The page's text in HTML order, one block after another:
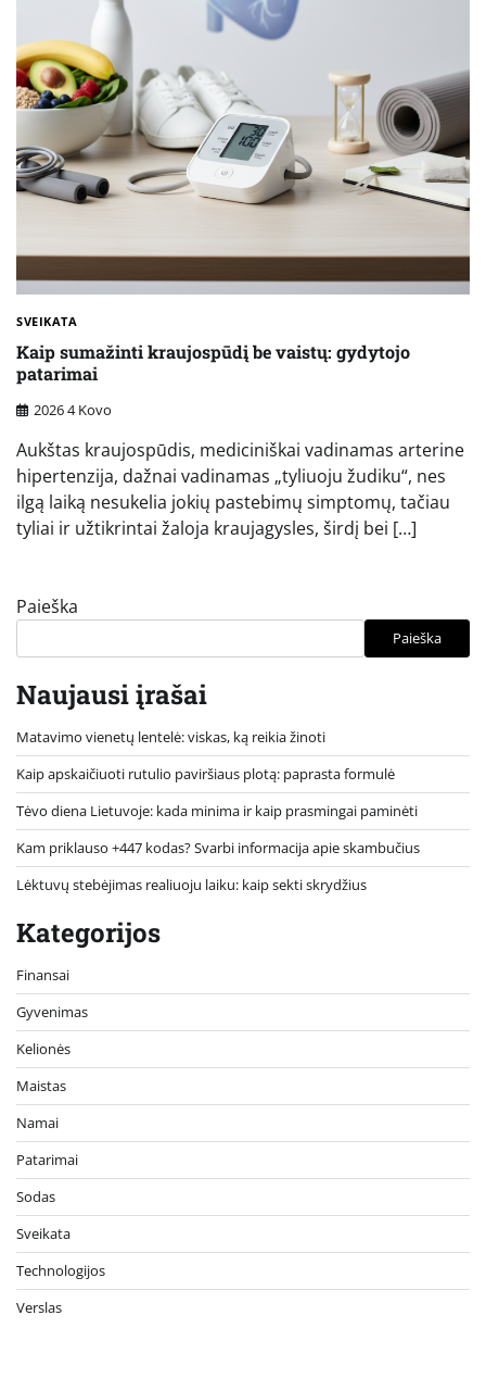
SVEIKATA
Kaip sumažinti kraujospūdį be vaistų: gydytojo
patarimai
2026 4 Kovo
Aukštas kraujospūdis, mediciniškai vadinamas arterine
hipertenzija, dažnai vadinamas „tyliuoju žudiku“, nes
ilgą laiką nesukelia jokių pastebimų simptomų, tačiau
tyliai ir užtikrintai žaloja kraujagysles, širdį bei […]
Paieška
Paieška
Naujausi įrašai
Matavimo vienetų lentelė: viskas, ką reikia žinoti
Kaip apskaičiuoti rutulio paviršiaus plotą: paprasta formulė
Tėvo diena Lietuvoje: kada minima ir kaip prasmingai paminėti
Kam priklauso +447 kodas? Svarbi informacija apie skambučius
Lėktuvų stebėjimas realiuoju laiku: kaip sekti skrydžius
Kategorijos
Finansai
Gyvenimas
Kelionės
Maistas
Namai
Patarimai
Sodas
Sveikata
Technologijos
Verslas